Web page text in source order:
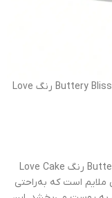
مدل کره ای Buttery Bliss Blush Stick رنگ Love
ملایم است که به‌راحتی